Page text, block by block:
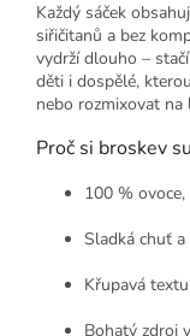
Každý sáček
siřičitanů a bez
vydrží dlouho –
děti i dospělé,
nebo rozmixovat na
Proč si broskev
100 %
Sladká chuť
Křupavá
Bohatý zdroj